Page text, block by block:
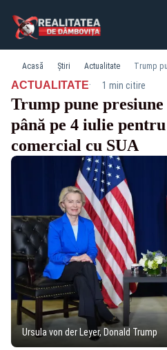
Acasă Știri Actualitate
ACTUALITATE· 1 min citire
Trump pune
până pe 4 iulie
comercial cu SUA
Ursula von der Leyer, Donald Trump